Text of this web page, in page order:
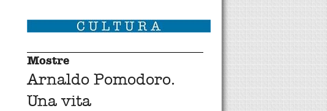
Mostre
Arnaldo Pomodoro.
Una vita